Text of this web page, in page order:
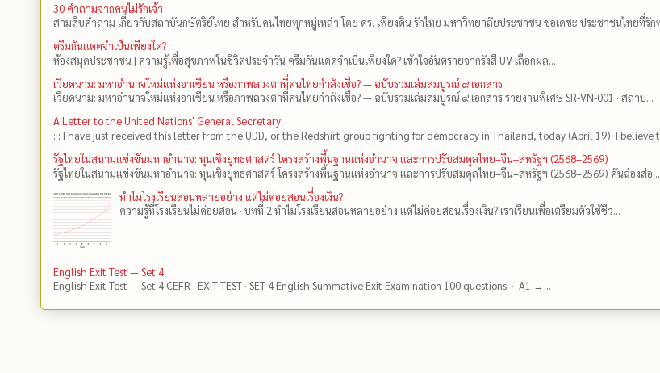
30 คำถามจากคนไม่รักเจ้า
สามสิบคำถาม เกี่ยวกับสถาบันกษัตริย์ไทย สำหรับคนไทยทุกหมู่เหล่า โดย ดร.​ เพียงดิน รักไทย มหาวิทยาลัยประชาชน ขอเดชะ ประชาชนไทยที่รัก
ครีมกันแดดจำเป็นเพียงใด?
ห้องสมุดประชาชน | ความรู้เพื่อสุขภาพในชีวิตประจำวัน ครีมกันแดดจำเป็นเพียงใด? เข้าใจอันตรายจากรังสี UV เลือกผล...
เวียดนาม: มหาอำนาจใหม่แห่งอาเซียน หรือภาพลวงตาที่คนไทยกำลังเชื่อ? — ฉบับรวมเล่มสมบูรณ์ ๙ เอกสาร
เวียดนาม: มหาอำนาจใหม่แห่งอาเซียน หรือภาพลวงตาที่คนไทยกำลังเชื่อ? — ฉบับรวมเล่มสมบูรณ์ ๙ เอกสาร รายงานพิเศษ SR-VN-001 · สถาบ...
A Letter to the United Nations' General Secretary
: : I have just received this letter from the UDD, or the Redshirt group fighting for democracy in Thailand, today (April 19). I believe
รัฐไทยในสนามแข่งขันมหาอำนาจ: ทุนเชิงยุทธศาสตร์ โครงสร้างพื้นฐานแห่งอำนาจ และการปรับสมดุลไทย–จีน–สหรัฐฯ (2568–2569)
รัฐไทยในสนามแข่งขันมหาอำนาจ: ทุนเชิงยุทธศาสตร์ โครงสร้างพื้นฐานแห่งอำนาจ และการปรับสมดุลไทย–จีน–สหรัฐฯ (2568–2569) คันฉ่องส่อ...
ทำไมโรงเรียนสอนหลายอย่าง แต่ไม่ค่อยสอนเรื่องเงิน?
ความรู้ที่โรงเรียนไม่ค่อยสอน · บทที่ 2 ทำไมโรงเรียนสอนหลายอย่าง แต่ไม่ค่อยสอนเรื่องเงิน? เราเรียนเพื่อเตรียมตัวใช้ชีว...
English Exit Test — Set 4
English Exit Test — Set 4 CEFR · EXIT TEST · SET 4 English Summative Exit Examination 100 questions · A1 →...